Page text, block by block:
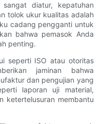
diatur, kepatuhan
tolok ukur kualitas adalah
cadang pengganti untuk
bahwa pemasok Anda
penting.
seperti ISO atau otoritas
jaminan bahwa
dan pengujian yang
laporan uji material,
ketertelusuran membantu